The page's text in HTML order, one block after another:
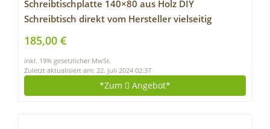
Schreibtischplatte 140×80 aus Holz DIY
Schreibtisch direkt vom Hersteller vielseitig
einsetzbar – Tischplatte Arbeitsplatte
Werkbankplatte mit 125kg Belastbarkeit &
Kratzfestigkeit – Alteiche
185,00 €
inkl. 19% gesetzlicher MwSt.
Zuletzt aktualisiert am: 22. Juli 2024 02:37
*Zum Angebot*